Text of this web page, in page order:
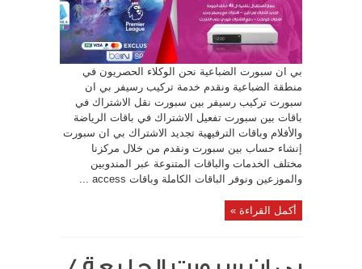
بي ان سبورت الضباعية نحن الوكلاء الحصريون في
منطقة الضباعية ونقدم خدمة تركيب رسيفر بي ان
سبورت تركيب رسيفر بين سبورت نقل الاشتراك في
باقات بين سبورت تفعيل الاشتراك في باقات الرياضة
والأفلام وباقات الترفيهية تجديد الاشتراك بي ان سبورت
إنشاء حساب بين سبورت ونقدم من خلال مركزنا
مختلف الخدمات والباقات المتنوعة عبر المندوبين
والموزعين ونوفر الباقات الكاملة وباقات access ...
أكمل القراءة »